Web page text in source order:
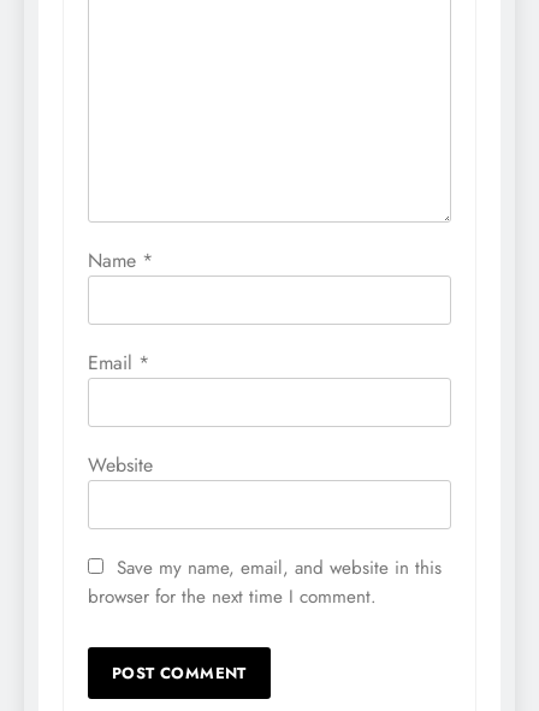
Name *
Email *
Website
Save my name, email, and website in this
browser for the next time I comment.